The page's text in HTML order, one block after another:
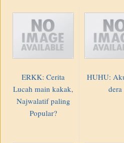
ERKK: Cerita
Lucah main kakak,
Najwalatif paling
Popular?
HUHU:
dera